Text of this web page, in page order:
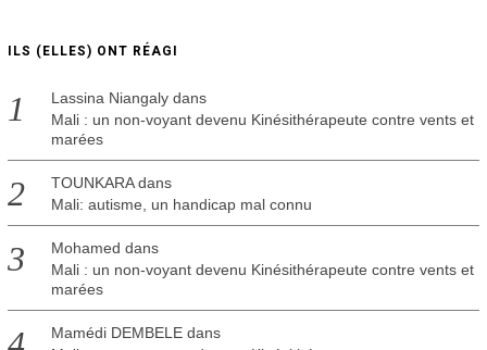
ILS (ELLES) ONT RÉAGI
Lassina Niangalydans
Mali : un non-voyant devenu Kinésithérapeute contre vents et
marées
TOUNKARAdans
Mali: autisme, un handicap mal connu
Mohamed dans
Mali : un non-voyant devenu Kinésithérapeute contre vents et
marées
Mamédi DEMBELEdans